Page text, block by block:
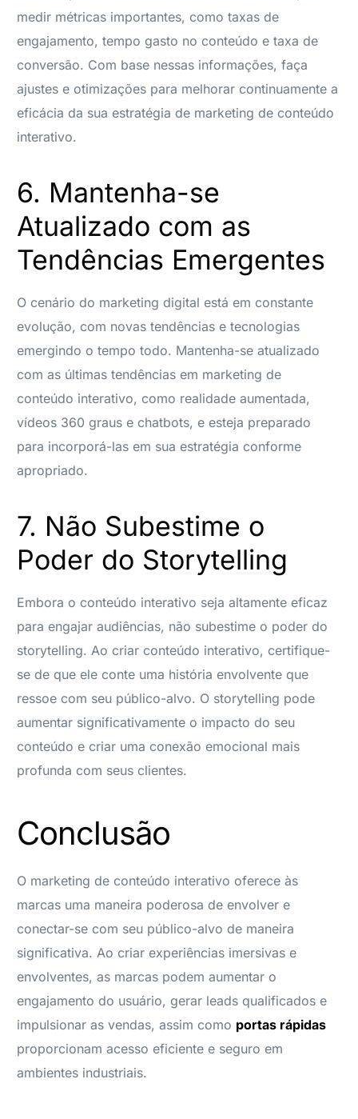
medir métricas importantes, como taxas de
engajamento, tempo gasto no conteúdo e taxa de
conversão. Com base nessas informações, faça
ajustes e otimizações para melhorar continuamente a
eficácia da sua estratégia de marketing de conteúdo
interativo.
6. Mantenha-se
Atualizado com as
Tendências Emergentes
O cenário do marketing digital está em constante
evolução, com novas tendências e tecnologias
emergindo o tempo todo. Mantenha-se atualizado
com as últimas tendências em marketing de
conteúdo interativo, como realidade aumentada,
vídeos 360 graus e chatbots, e esteja preparado
para incorporá-las em sua estratégia conforme
apropriado.
7. Não Subestime o
Poder do Storytelling
Embora o conteúdo interativo seja altamente eficaz
para engajar audiências, não subestime o poder do
storytelling. Ao criar conteúdo interativo, certifique-
se de que ele conte uma história envolvente que
ressoe com seu público-alvo. O storytelling pode
aumentar significativamente o impacto do seu
conteúdo e criar uma conexão emocional mais
profunda com seus clientes.
Conclusão
O marketing de conteúdo interativo oferece às
marcas uma maneira poderosa de envolver e
conectar-se com seu público-alvo de maneira
significativa. Ao criar experiências imersivas e
envolventes, as marcas podem aumentar o
engajamento do usuário, gerar leads qualificados e
impulsionar as vendas, assim como portas rápidas
proporcionam acesso eficiente e seguro em
ambientes industriais.